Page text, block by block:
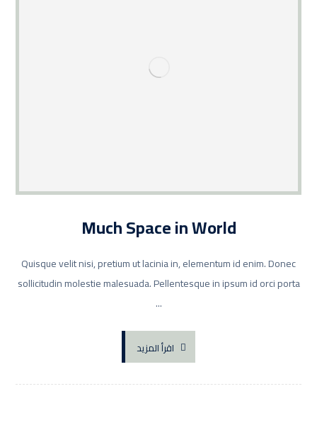
Much Space in World
Quisque velit nisi, pretium ut lacinia in, elementum id enim. Donec
sollicitudin molestie malesuada. Pellentesque in ipsum id orci porta
...
اقرأ المزيد